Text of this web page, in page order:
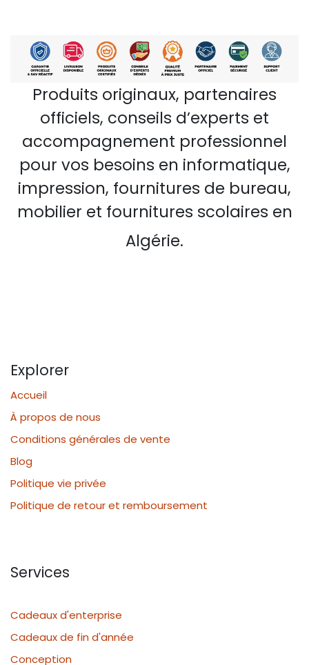
Produits originaux, partenaires
officiels, conseils d’experts et
accompagnement professionnel
pour vos besoins en informatique,
impression, fournitures de bureau,
mobilier et fournitures scolaires en
Algérie.
Explorer
Accueil
À propos de nous
Conditions générales de vente
Blog
Politique vie privée
Politique de retour et remboursement
Services
Cadeaux d'enterprise
Cadeaux de fin d'année
Conception